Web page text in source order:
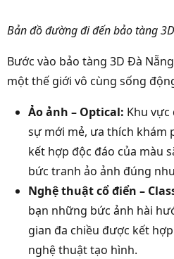
Bản đồ đường đi đến bảo tàng
Bước vào bảo tàng 3D Đà
một thế giới vô cùng sống
Ảo ảnh – Optical: Khu vực
sự mới mẻ, ưa thích khám
kết hợp độc đáo của màu
bức tranh ảo ảnh đúng
Nghệ thuật cổ điển –
bạn những bức ảnh hài
gian đa chiều được kết
nghệ thuật tạo hình.